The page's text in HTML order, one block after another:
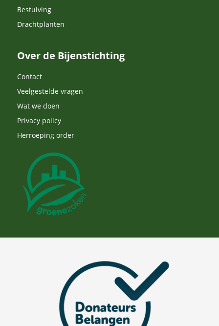
Bestuiving
Drachtplanten
Over de Bijenstichting
Contact
Veelgestelde vragen
Wat we doen
Privacy policy
Herroeping order